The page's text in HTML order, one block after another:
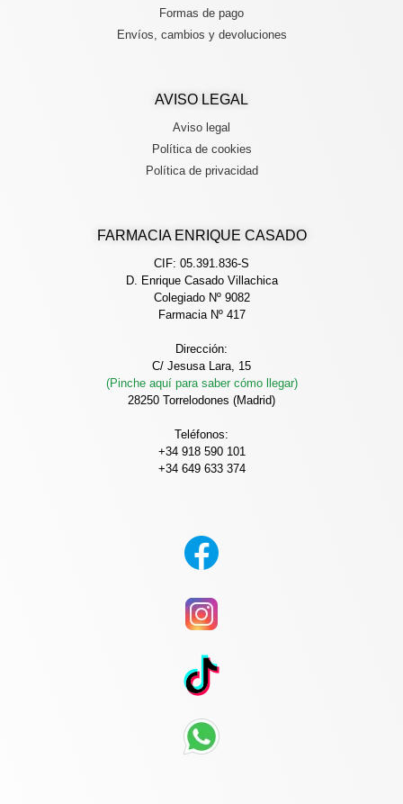
FARMACIA ENRIQUE CASADO
CIF: 05.391.836-S
D. Enrique Casado Villachica
Colegiado Nº 9082
Farmacia Nº 417
Dirección:
C/ Jesusa Lara, 15
(Pinche aquí para saber cómo llegar)
28250 Torrelodones (Madrid)
Teléfonos:
+34 918 590 101
+34 649 633 374
AVISO LEGAL
Aviso legal
Política de cookies
Política de privacidad
Formas de pago
Envíos, cambios y devoluciones